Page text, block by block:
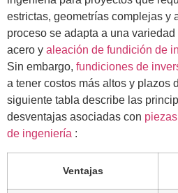
estrictas, geometrías complejas y
proceso se adapta a una
acero y aleación de fundición de
Sin embargo, fundiciones de
a tener costos más altos y plazos
siguiente tabla describe las
desventajas asociadas con
de ingeniería :
Ventajas